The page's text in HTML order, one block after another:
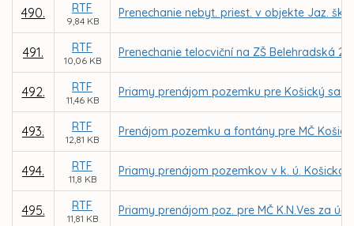
490. RTF
9,84 KB
Prenechanie nebyt. priest. v objekte Jaz.
491. RTF
10,06 KB
Prenechanie telocviční na ZŠ Belehradská
492. RTF
11,46 KB
Priamy prenájom pozemku pre Košický
493. RTF
12,81 KB
Prenájom pozemku a fontány pre MČ
494. RTF
11,8 KB
Priamy prenájom pozemkov v k. ú. Košická
495. RTF
11,81 KB
Priamy prenájom poz. pre MČ K.N.Ves za